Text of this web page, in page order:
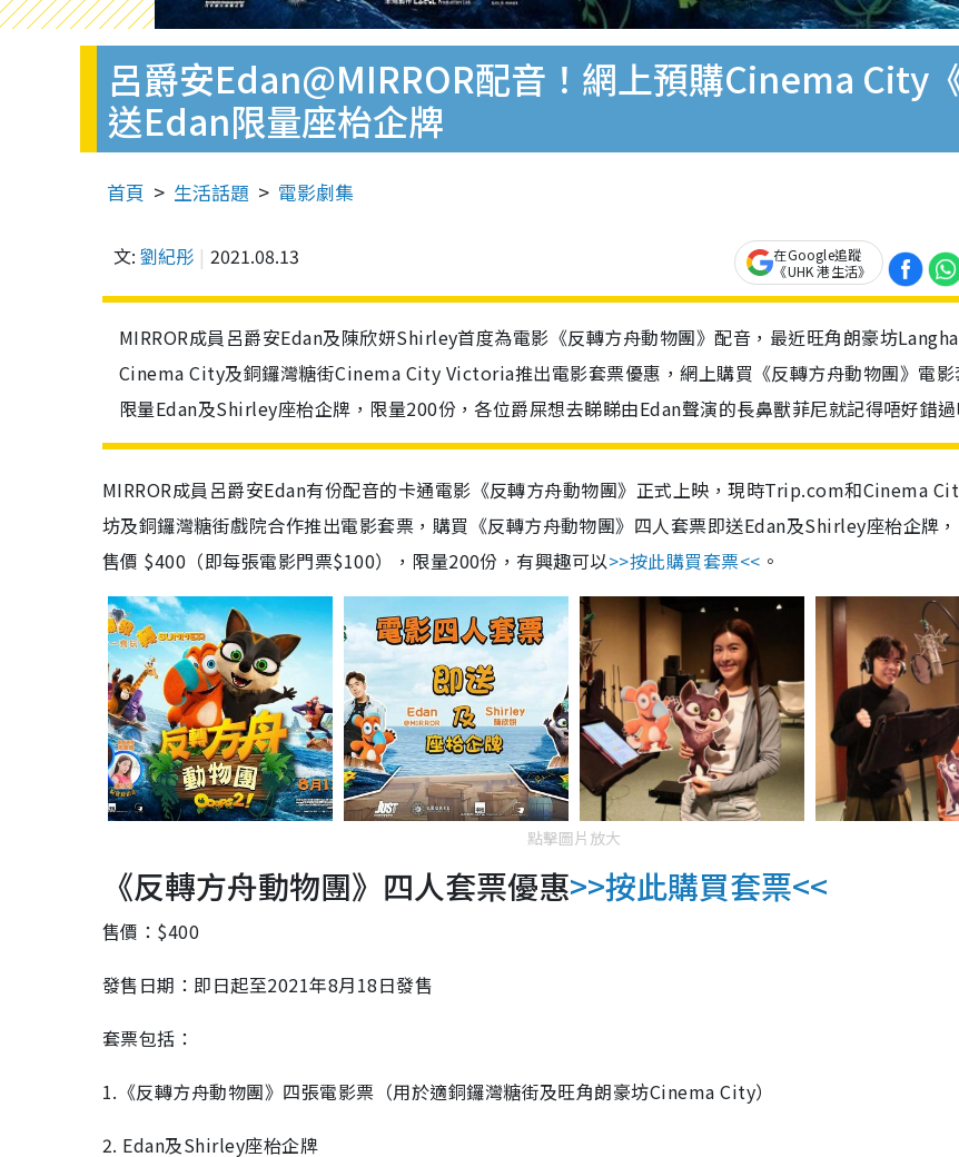
呂爵安Edan@MIRROR配音！網上預購Cinema City
送Edan限量座枱企牌
首頁 生活話題 電影劇集
文: 劉紀彤 2021.08.13
在Google追蹤
《UHK 港生活》
MIRROR成員呂爵安Edan及陳欣妍Shirley首度為電影《反轉方舟動物團》配音，最近旺角朗豪坊
Cinema City及銅鑼灣糖街Cinema City Victoria推出電影套票優惠，網上購買《反轉方舟動物團》電
限量Edan及Shirley座枱企牌，限量200份，各位爵屎想去睇睇由Edan聲演的長鼻獸菲尼就記得唔好錯過
MIRROR成員呂爵安Edan有份配音的卡通電影《反轉方舟動物團》正式上映，現時Trip.com和Cinema
坊及銅鑼灣糖街戲院合作推出電影套票，購買《反轉方舟動物團》四人套票即送Edan及Shirley座枱企牌
售價 $400（即每張電影門票$100），限量200份，有興趣可以>>按此購買套票<< 。
點擊圖片放大
《反轉方舟動物團》四人套票優惠>>按此購買套票<<
售價：$400
發售日期：即日起至2021年8月18日發售
套票包括：
1.《反轉方舟動物團》四張電影票（用於適銅鑼灣糖街及旺角朗豪坊Cinema City）
2. Edan及Shirley座枱企牌